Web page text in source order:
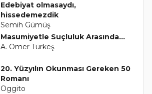
Edebiyat olmasaydı,
hissedemezdik
Semih Gümüş
Masumiyetle Suçluluk Arasında...
A. Ömer Türkeş
20. Yüzyılın Okunması Gereken 50
Romanı
Oggito